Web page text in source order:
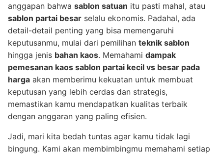
anggapan bahwa sablon satuan itu pasti mahal, atau
sablon partai besar selalu ekonomis. Padahal, ada
detail-detail penting yang bisa memengaruhi
keputusanmu, mulai dari pemilihan teknik sablon
hingga jenis bahan kaos. Memahami dampak
pemesanan kaos sablon partai kecil vs besar pada
harga akan memberimu kekuatan untuk membuat
keputusan yang lebih cerdas dan strategis,
memastikan kamu mendapatkan kualitas terbaik
dengan anggaran yang paling efisien.
Jadi, mari kita bedah tuntas agar kamu tidak lagi
bingung. Kami akan membimbingmu memahami setiap